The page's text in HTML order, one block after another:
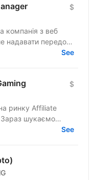
$
компанія з веб
надавати передові
у всьому See
$
ринку Affiliate
у нашу команду.
See